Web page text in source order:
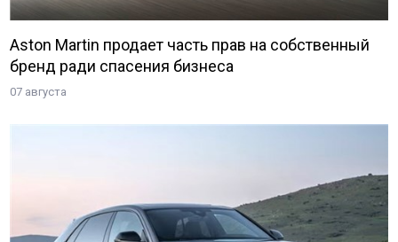
Aston Martin продает часть прав на собственный
бренд ради спасения бизнеса
07 августа